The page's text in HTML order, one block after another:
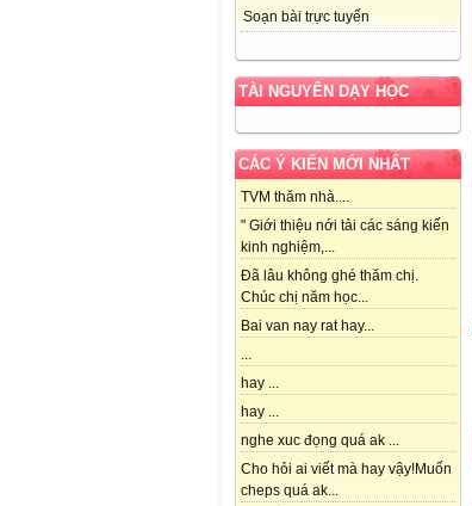
Soạn bài trực tuyến
TÀI NGUYÊN DẠY HỌC
CÁC Ý KIẾN MỚI NHẤT
TVM thăm nhà....
" Giới thiệu nới tải các sáng kiến
kinh nghiệm,...
Đã lâu không ghé thăm chị.
Chúc chị năm học...
Bai van nay rat hay...
...
hay ...
hay ...
nghe xuc đọng quá ak ...
Cho hỏi ai viết mà hay vậy!Muốn
cheps quá ak...